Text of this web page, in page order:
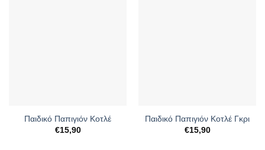
Παιδικό Παπιγιόν Κοτλέ
€15,90
Παιδικό Παπιγιόν Κοτλέ Γκρι
€15,90